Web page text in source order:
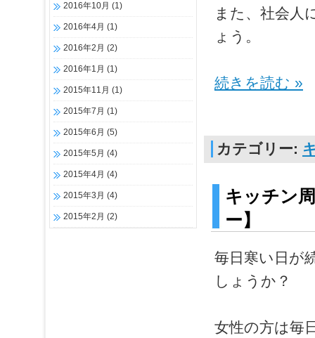
2016年10月 (1)
2016年4月 (1)
2016年2月 (2)
2016年1月 (1)
2015年11月 (1)
2015年7月 (1)
2015年6月 (5)
2015年5月 (4)
2015年4月 (4)
2015年3月 (4)
2015年2月 (2)
また、社会人
ょう。
続きを読む »
カテゴリー:
キッチン
ー】
毎日寒い日が
しょうか？
女性の方は毎